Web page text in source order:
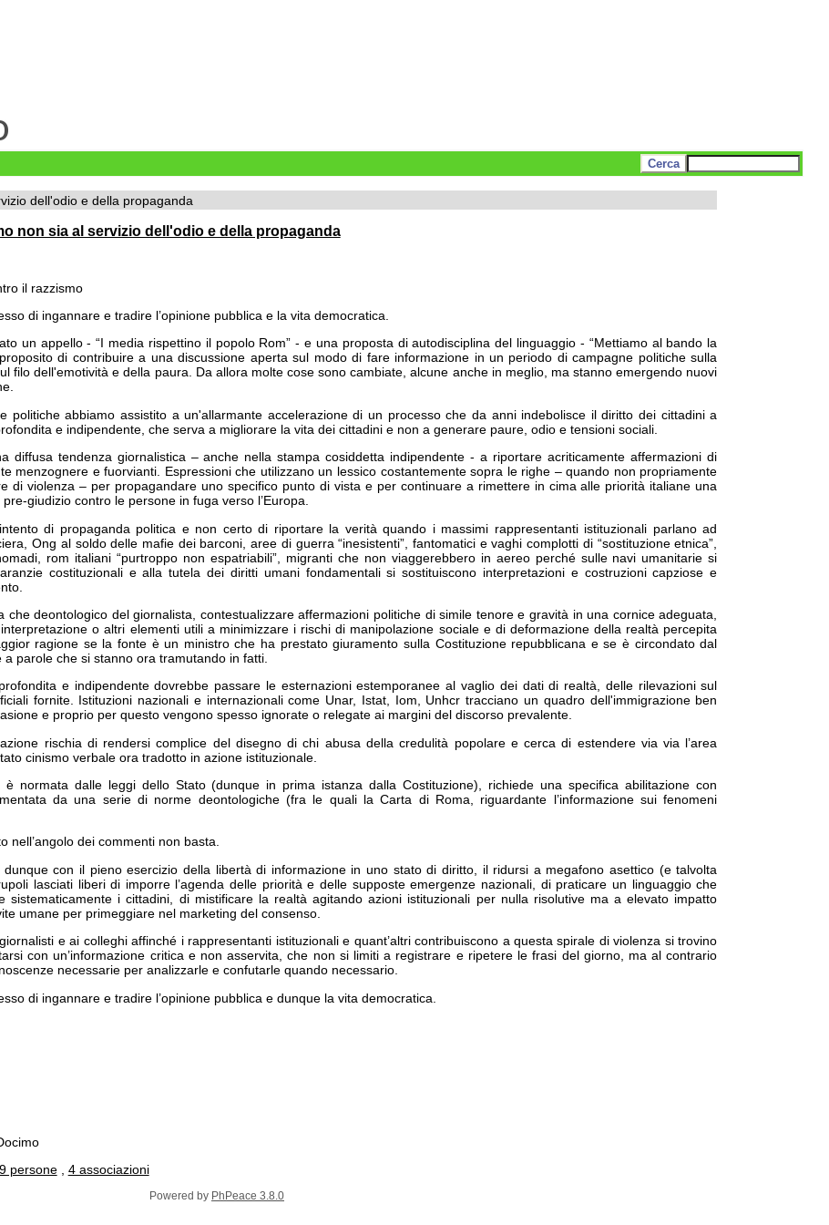
dell'odio e della propaganda
non sia al servizio dell'odio e della propaganda
il razzismo
di ingannare e tradire l’opinione pubblica e la vita democratica.
un appello - “I media rispettino il popolo Rom” - e una proposta di autodisciplina del linguaggio - “Mettiamo al bando la
di contribuire a una discussione aperta sul modo di fare informazione in un periodo di campagne politiche sulla
filo dell'emotività e della paura. Da allora molte cose sono cambiate, alcune anche in meglio, ma stanno emergendo nuovi
politiche abbiamo assistito a un'allarmante accelerazione di un processo che da anni indebolisce il diritto dei cittadini a
e indipendente, che serva a migliorare la vita dei cittadini e non a generare paure, odio e tensioni sociali.
diffusa tendenza giornalistica – anche nella stampa cosiddetta indipendente - a riportare acriticamente affermazioni di
menzognere e fuorvianti. Espressioni che utilizzano un lessico costantemente sopra le righe – quando non propriamente
di violenza – per propagandare uno specifico punto di vista e per continuare a rimettere in cima alle priorità italiane una
giudizio contro le persone in fuga verso l’Europa.
di propaganda politica e non certo di riportare la verità quando i massimi rappresentanti istituzionali parlano ad
Ong al soldo delle mafie dei barconi, aree di guerra “inesistenti”, fantomatici e vaghi complotti di “sostituzione etnica”,
rom italiani “purtroppo non espatriabili”, migranti che non viaggerebbero in aereo perché sulle navi umanitarie si
costituzionali e alla tutela dei diritti umani fondamentali si sostituiscono interpretazioni e costruzioni capziose e
che deontologico del giornalista, contestualizzare affermazioni politiche di simile tenore e gravità in una cornice adeguata,
o altri elementi utili a minimizzare i rischi di manipolazione sociale e di deformazione della realtà percepita
ragione se la fonte è un ministro che ha prestato giuramento sulla Costituzione repubblicana e se è circondato dal
a parole che si stanno ora tramutando in fatti.
e indipendente dovrebbe passare le esternazioni estemporanee al vaglio dei dati di realtà, delle rilevazioni sul
fornite. Istituzioni nazionali e internazionali come Unar, Istat, Iom, Unhcr tracciano un quadro dell'immigrazione ben
e proprio per questo vengono spesso ignorate o relegate ai margini del discorso prevalente.
rischia di rendersi complice del disegno di chi abusa della credulità popolare e cerca di estendere via via l’area
cinismo verbale ora tradotto in azione istituzionale.
è normata dalle leggi dello Stato (dunque in prima istanza dalla Costituzione), richiede una specifica abilitazione con
da una serie di norme deontologiche (fra le quali la Carta di Roma, riguardante l’informazione sui fenomeni
nell’angolo dei commenti non basta.
con il pieno esercizio della libertà di informazione in uno stato di diritto, il ridursi a megafono asettico (e talvolta
lasciati liberi di imporre l’agenda delle priorità e delle supposte emergenze nazionali, di praticare un linguaggio che
sistematicamente i cittadini, di mistificare la realtà agitando azioni istituzionali per nulla risolutive ma a elevato impatto
umane per primeggiare nel marketing del consenso.
e ai colleghi affinché i rappresentanti istituzionali e quant’altri contribuiscono a questa spirale di violenza si trovino
con un’informazione critica e non asservita, che non si limiti a registrare e ripetere le frasi del giorno, ma al contrario
necessarie per analizzarle e confutarle quando necessario.
di ingannare e tradire l’opinione pubblica e dunque la vita democratica.
persone, 4 associazioni
Powered by PhPeace 3.8.0